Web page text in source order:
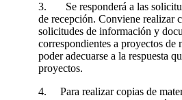
3. Se responderá a las
de recepción. Conviene realizar
solicitudes de información y
correspondientes a proyectos de
poder adecuarse a la respuesta
proyectos.
4. Para realizar copias de